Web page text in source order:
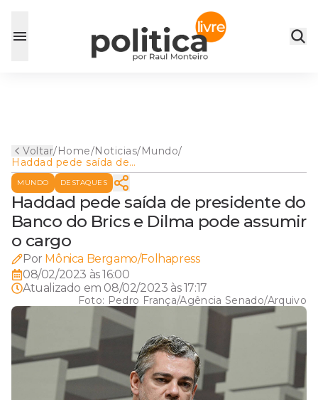
Voltar/Home/Noticias/Mundo/
Haddad pede saída de
presidente do Banco do Brics
e Dilma pode assumir o
cargo
MUNDO DESTAQUES
Haddad pede saída de presidente do
Banco do Brics e Dilma pode assumir
o cargo
Por Mônica Bergamo/Folhapress
08/02/2023 às 16:00
Atualizado em 08/02/2023 às 17:17
Foto: Pedro França/Agência Senado/Arquivo